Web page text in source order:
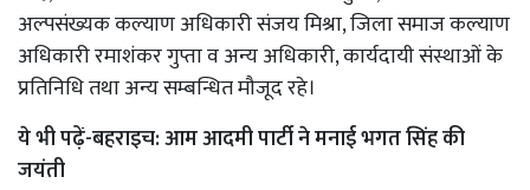
अल्पसंख्यक कल्याण अधिकारी संजय मिश्रा, जिला समाज कल्याण
अधिकारी रमाशंकर गुप्ता व अन्य अधिकारी, कार्यदायी संस्थाओं के
प्रतिनिधि तथा अन्य सम्बन्धित मौजूद रहे।
ये भी पढ़ें-बहराइच: आम आदमी पार्टी ने मनाई भगत सिंह की
जयंती